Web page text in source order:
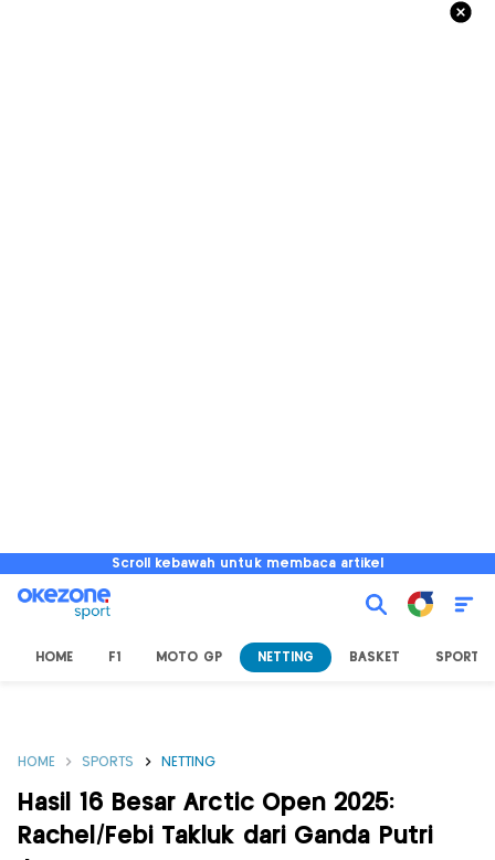
Scroll kebawah untuk membaca artikel
HOME F1 MOTO GP NETTING BASKET SPORT
HOME SPORTS NETTING
Hasil 16 Besar Arctic Open 2025:
Rachel/Febi Takluk dari Ganda Putri